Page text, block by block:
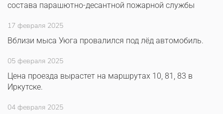
состава парашютно-десантной пожарной службы
17 февраля 2025
Вблизи мыса Уюга провалился под лёд автомобиль.
05 февраля 2025
Цена проезда вырастет на маршрутах 10, 81, 83 в
Иркутске.
04 февраля 2025